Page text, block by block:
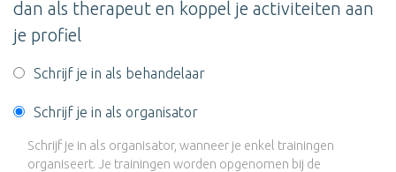
dan als therapeut en koppel je activiteiten aan
je profiel
Schrijf je in als behandelaar
Schrijf je in als organisator
Schrijf je in als organisator, wanneer je enkel trainingen
organiseert. Je trainingen worden opgenomen bij de